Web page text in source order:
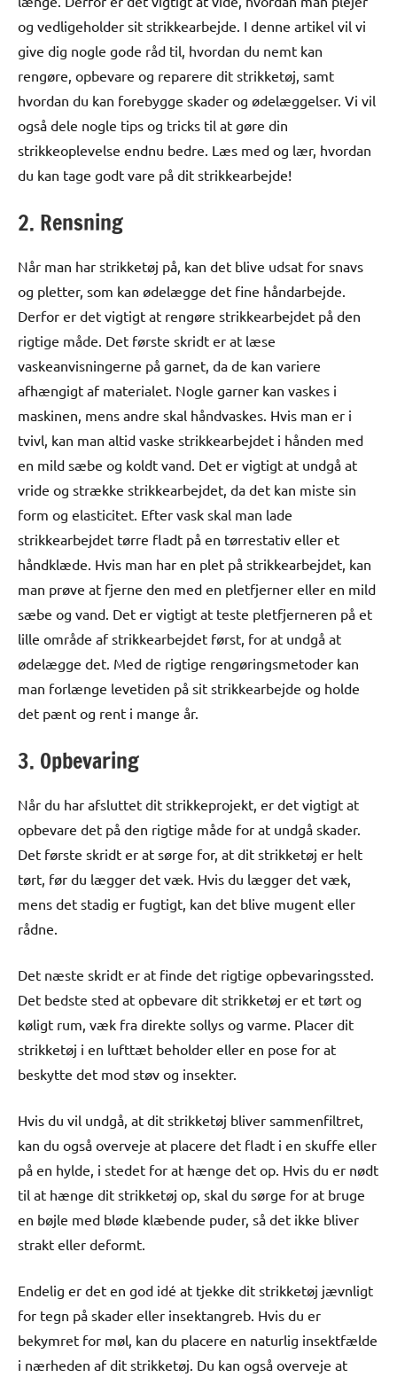
og vedligeholder sit strikkearbejde. I denne artikel vil vi
give dig nogle gode råd til, hvordan du nemt kan
rengøre, opbevare og reparere dit strikketøj, samt
hvordan du kan forebygge skader og ødelæggelser. Vi vil
også dele nogle tips og tricks til at gøre din
strikkeoplevelse endnu bedre. Læs med og lær, hvordan
du kan tage godt vare på dit strikkearbejde!
2. Rensning
Når man har strikketøj på, kan det blive udsat for snavs
og pletter, som kan ødelægge det fine håndarbejde.
Derfor er det vigtigt at rengøre strikkearbejdet på den
rigtige måde. Det første skridt er at læse
vaskeanvisningerne på garnet, da de kan variere
afhængigt af materialet. Nogle garner kan vaskes i
maskinen, mens andre skal håndvaskes. Hvis man er i
tvivl, kan man altid vaske strikkearbejdet i hånden med
en mild sæbe og koldt vand. Det er vigtigt at undgå at
vride og strække strikkearbejdet, da det kan miste sin
form og elasticitet. Efter vask skal man lade
strikkearbejdet tørre fladt på en tørrestativ eller et
håndklæde. Hvis man har en plet på strikkearbejdet, kan
man prøve at fjerne den med en pletfjerner eller en mild
sæbe og vand. Det er vigtigt at teste pletfjerneren på et
lille område af strikkearbejdet først, for at undgå at
ødelægge det. Med de rigtige rengøringsmetoder kan
man forlænge levetiden på sit strikkearbejde og holde
det pænt og rent i mange år.
3. Opbevaring
Når du har afsluttet dit strikkeprojekt, er det vigtigt at
opbevare det på den rigtige måde for at undgå skader.
Det første skridt er at sørge for, at dit strikketøj er helt
tørt, før du lægger det væk. Hvis du lægger det væk,
mens det stadig er fugtigt, kan det blive mugent eller
rådne.
Det næste skridt er at finde det rigtige opbevaringssted.
Det bedste sted at opbevare dit strikketøj er et tørt og
køligt rum, væk fra direkte sollys og varme. Placer dit
strikketøj i en lufttæt beholder eller en pose for at
beskytte det mod støv og insekter.
Hvis du vil undgå, at dit strikketøj bliver sammenfiltret,
kan du også overveje at placere det fladt i en skuffe eller
på en hylde, i stedet for at hænge det op. Hvis du er nødt
til at hænge dit strikketøj op, skal du sørge for at bruge
en bøjle med bløde klæbende puder, så det ikke bliver
strakt eller deformt.
Endelig er det en god idé at tjekke dit strikketøj jævnligt
for tegn på skader eller insektangreb. Hvis du er
bekymret for møl, kan du placere en naturlig insektfælde
i nærheden af dit strikketøj. Du kan også overveje at